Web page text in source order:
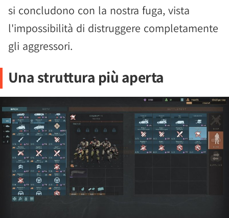
si concludono con la nostra fuga, vista
l'impossibilità di distruggere completamente
gli aggressori.
Una struttura più aperta